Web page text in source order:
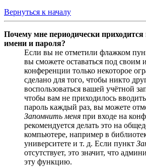
Вернуться к началу
Почему мне периодически приходится
имени и пароля?
Если вы не отметили флажком
вы сможете оставаться под своим
конференции только некоторое
сделано для того, чтобы никто
воспользоваться вашей учётной
чтобы вам не приходилось
пароль каждый раз, вы можете
Запомнить меня при входе на
рекомендуется делать это на
компьютере, например в
университете и т. д. Если пункт
отсутствует, это значит, что
эту функцию.